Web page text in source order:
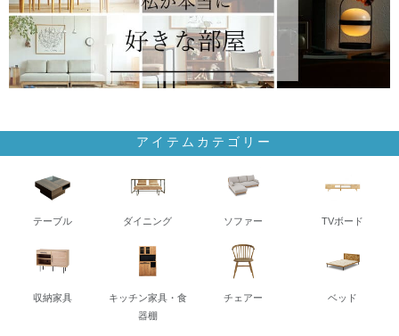
アイテムカテゴリー
テーブル ダイニング ソファー TVボード
収納家具
キッチン家具・食
器棚
チェアー ベッド